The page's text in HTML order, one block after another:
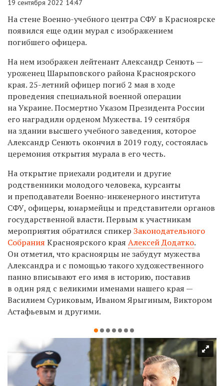
19 сентября 2022 14:47
На стене Военно-учебного центра СФУ в Красноярске
появился еще один мурал с изображением
погибшего офицера.
На нем изображен лейтенант Александр Сенють —
уроженец Шарыповского района Красноярского
края. 25-летний офицер погиб 2 мая в ходе
проведения специальной военной операции
на Украине. Посмертно Указом Президента России
его наградили орденом Мужества. 19 сентября
на здании высшего учебного заведения, которое
Александр Сенють окончил в 2019 году, состоялась
церемония открытия мурала в его честь.
На открытие приехали родители и другие
родственники молодого человека, курсанты
и преподаватели Военно-инженерного института
СФУ, офицеры, юнармейцы и представители органов
государственной власти. Первым к участникам
мероприятия обратился спикер Законодательного
Собрания Красноярского края Алексей Додатко.
Он отметил, что красноярцы не забудут мужества
Александра и с помощью такого художественного
панно вписывают его имя в историю, поставив
в один ряд с великими именами нашего края —
Василием Суриковым, Иваном Ярыгиным, Виктором
Астафьевым и другими.